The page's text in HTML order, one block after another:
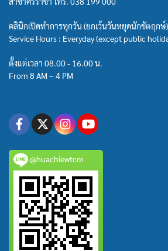
คลินิกเปิดทำการทุกวัน (ยกเว้นวันหยุดนักขัตฤกษ์)
Service Hours : Everyday (except public
ตั้งแต่เวลา 08.00 - 16.00 น.
From 8 AM – 4 PM
@huachiewtcm